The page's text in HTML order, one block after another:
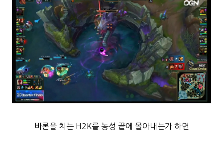
바론을 치는 H2K를 농성 끝에 몰아내는가 하면